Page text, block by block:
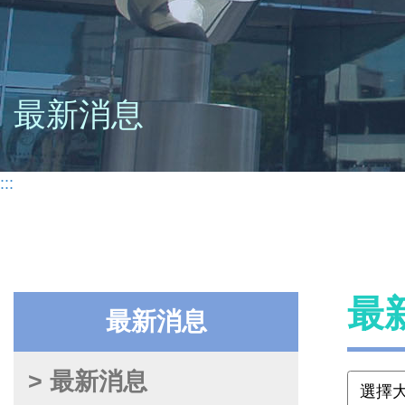
最新消息
:::
最新消息
> 最新消息
最